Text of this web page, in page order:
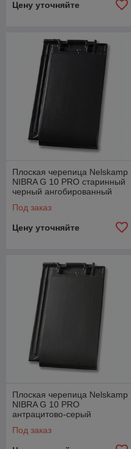
Цену уточняйте
Плоская черепица Nelskamp
NIBRA G 10 PRO старинный
черный ангобированный
Под заказ
Цену уточняйте
Плоская черепица Nelskamp
NIBRA G 10 PRO
антрацитово-серый
Под заказ